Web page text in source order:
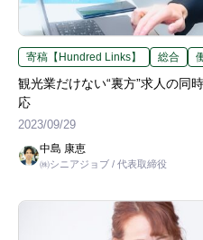
寄稿【Hundred Links】 総合
観光業だけない“裏方”求人の同
応
2023/09/29
中島 康恵
㈱シニアジョブ / 代表取締役